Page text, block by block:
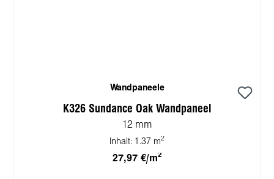
Wandpaneele
K326 Sundance Oak Wandpaneel
12 mm
Inhalt: 1.37 m2
27,97 €/m2